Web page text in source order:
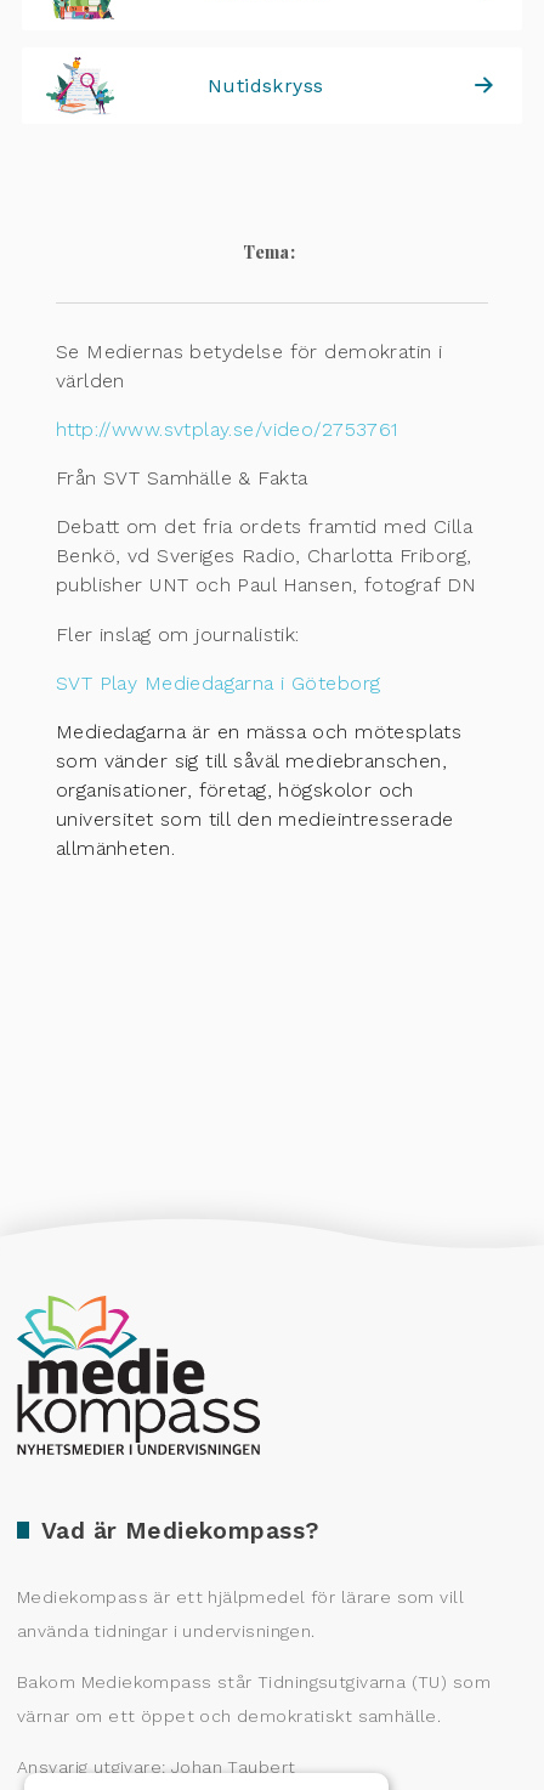
Nutidskryss
Tema:
Se Mediernas betydelse för demokratin i
världen
http://www.svtplay.se/video/2753761
Från SVT Samhälle & Fakta
Debatt om det fria ordets framtid med Cilla
Benkö, vd Sveriges Radio, Charlotta Friborg,
publisher UNT och Paul Hansen, fotograf DN
Fler inslag om journalistik:
SVT Play Mediedagarna i Göteborg
Mediedagarna är en mässa och mötesplats
som vänder sig till såväl mediebranschen,
organisationer, företag, högskolor och
universitet som till den medieintresserade
allmänheten.
Vad är Mediekompass?
Mediekompass är ett hjälpmedel för lärare som vill
använda tidningar i undervisningen.
Bakom Mediekompass står Tidningsutgivarna (TU) som
värnar om ett öppet och demokratiskt samhälle.
Ansvarig utgivare: Johan Taubert
Producerad av Gota Media Brand Studio